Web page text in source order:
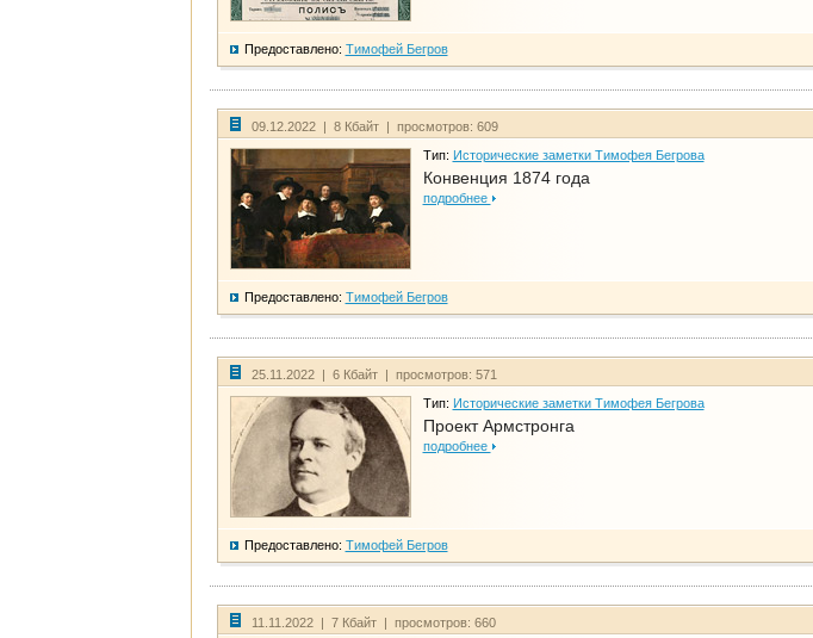
Предоставлено: Тимофей Бегров
09.12.2022 | 8 Кбайт | просмотров: 609
Тип: Исторические заметки Тимофея Бегрова
Конвенция 1874 года
подробнее
Предоставлено: Тимофей Бегров
25.11.2022 | 6 Кбайт | просмотров: 571
Тип: Исторические заметки Тимофея Бегрова
Проект Армстронга
подробнее
Предоставлено: Тимофей Бегров
11.11.2022 | 7 Кбайт | просмотров: 660